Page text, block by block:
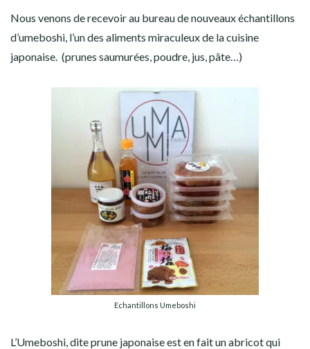
Nous venons de recevoir au bureau de nouveaux échantillons
d’umeboshi, l’un des aliments miraculeux de la cuisine
japonaise. (prunes saumurées, poudre, jus, pâte…)
Echantillons Umeboshi
L’Umeboshi, dite prune japonaise est en fait un abricot qui